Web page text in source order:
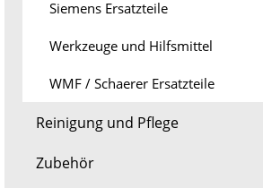
Siemens Ersatzteile
Werkzeuge und Hilfsmittel
WMF / Schaerer Ersatzteile
Reinigung und Pflege
Zubehör